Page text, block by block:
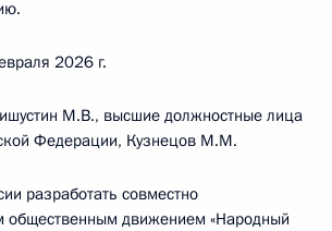
2026 г.
М.В., высшие должностные лица
Федерации, Кузнецов М.М.
разработать совместно
общественным движением «Народный